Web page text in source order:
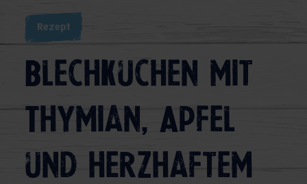
Rezept
Blechkuchen mit
Thymian, Apfel
und herzhaftem